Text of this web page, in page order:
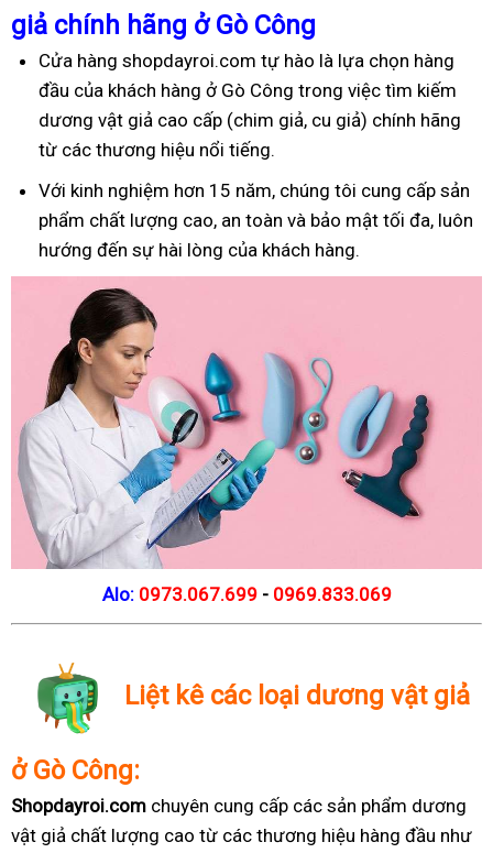
giả chính hãng ở Gò Công
Cửa hàng shopdayroi.com tự hào là lựa chọn hàng
đầu của khách hàng ở Gò Công trong việc tìm kiếm
dương vật giả cao cấp (chim giả, cu giả) chính hãng
từ các thương hiệu nổi tiếng.
Với kinh nghiệm hơn 15 năm, chúng tôi cung cấp sản
phẩm chất lượng cao, an toàn và bảo mật tối đa, luôn
hướng đến sự hài lòng của khách hàng.
Alo: 0973.067.699 - 0969.833.069
Liệt kê các loại dương vật giả
ở Gò Công:
Shopdayroi.com chuyên cung cấp các sản phẩm dương
vật giả chất lượng cao từ các thương hiệu hàng đầu như